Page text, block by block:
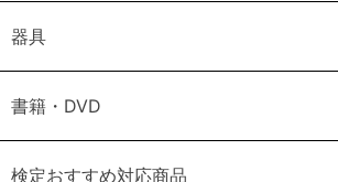
器具
書籍・DVD
検定おすすめ対応商品